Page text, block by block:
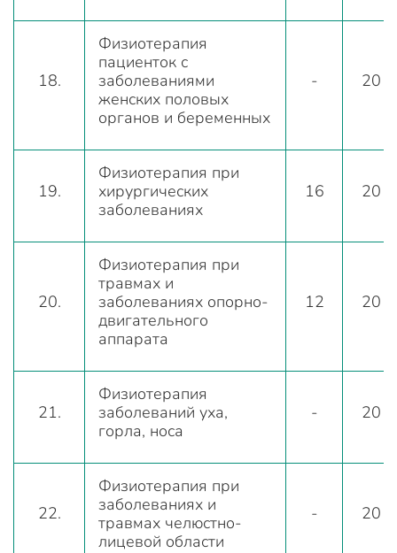
18.
Физиотерапия
пациенток с
заболеваниями
женских половых
органов и беременных
- 20
19.
Физиотерапия при
хирургических
заболеваниях
16 20
20.
Физиотерапия при
травмах и
заболеваниях опорно-
двигательного
аппарата
12 20
21.
Физиотерапия
заболеваний уха,
горла, носа
- 20
22.
Физиотерапия при
заболеваниях и
травмах челюстно-
лицевой области
- 20